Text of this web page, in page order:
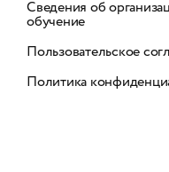
Сведения об
обучение
Пользовательское
Политика